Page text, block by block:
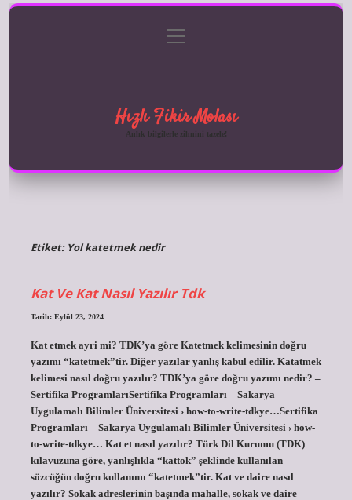
Gizlilik Politikası
menüyü
aç
Hızlı Fikir Molası
Anlık bilgilerle zihnini tazele!
Etiket: Yol katetmek nedir
Kat Ve Kat Nasıl Yazılır Tdk
Tarih: Eylül 23, 2024
Kat etmek ayri mi? TDK’ya göre Katetmek kelimesinin doğru
yazımı “katetmek”tir. Diğer yazılar yanlış kabul edilir. Katatmek
kelimesi nasıl doğru yazılır? TDK’ya göre doğru yazımı nedir? –
Sertifika ProgramlarıSertifika Programları – Sakarya
Uygulamalı Bilimler Üniversitesi › how-to-write-tdkye…Sertifika
Programları – Sakarya Uygulamalı Bilimler Üniversitesi › how-
to-write-tdkye… Kat et nasıl yazılır? Türk Dil Kurumu (TDK)
kılavuzuna göre, yanlışlıkla “kattok” şeklinde kullanılan
sözcüğün doğru kullanımı “katetmek”tir. Kat ve daire nasıl
yazılır? Sokak adreslerinin başında mahalle, sokak ve daire